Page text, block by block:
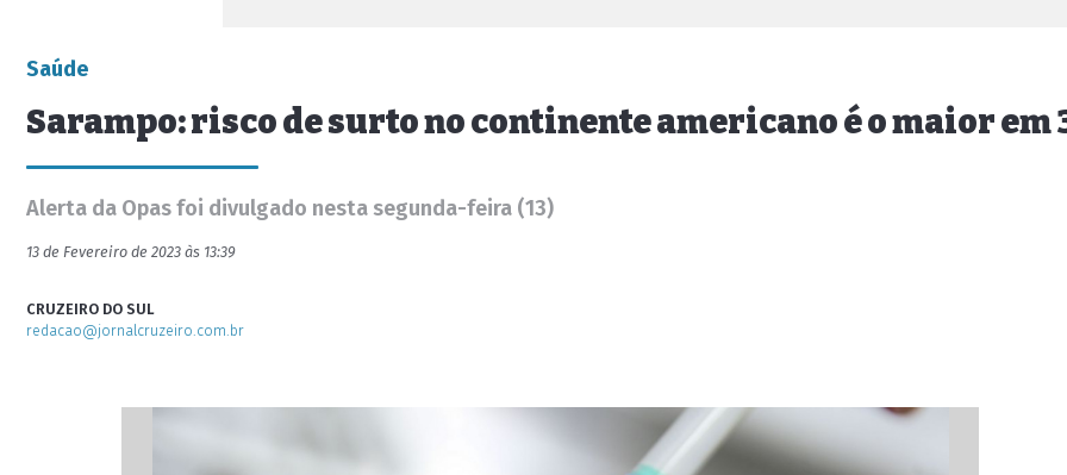
Saúde
Sarampo: risco de surto no continente americano é o maior em
Alerta da Opas foi divulgado nesta segunda-feira (13)
13 de Fevereiro de 2023 às 13:39
CRUZEIRO DO SUL
redacao@jornalcruzeiro.com.br